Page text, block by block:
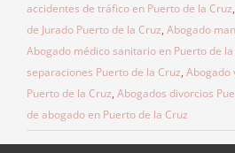
accidentes de tráfico en Puerto de la Cruz,
de Jurado Puerto de la Cruz, Abogado
Abogado médico sanitario en Puerto de la
separaciones Puerto de la Cruz, Abogado
Puerto de la Cruz, Abogados divorcios
de abogado en Puerto de la Cruz